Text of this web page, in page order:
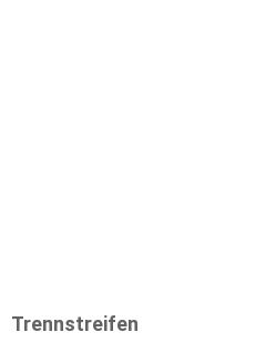
Trennstreifen